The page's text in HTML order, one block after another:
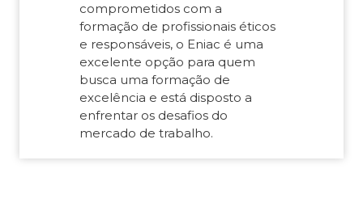
comprometidos com a
formação de profissionais éticos
e responsáveis, o Eniac é uma
excelente opção para quem
busca uma formação de
excelência e está disposto a
enfrentar os desafios do
mercado de trabalho.